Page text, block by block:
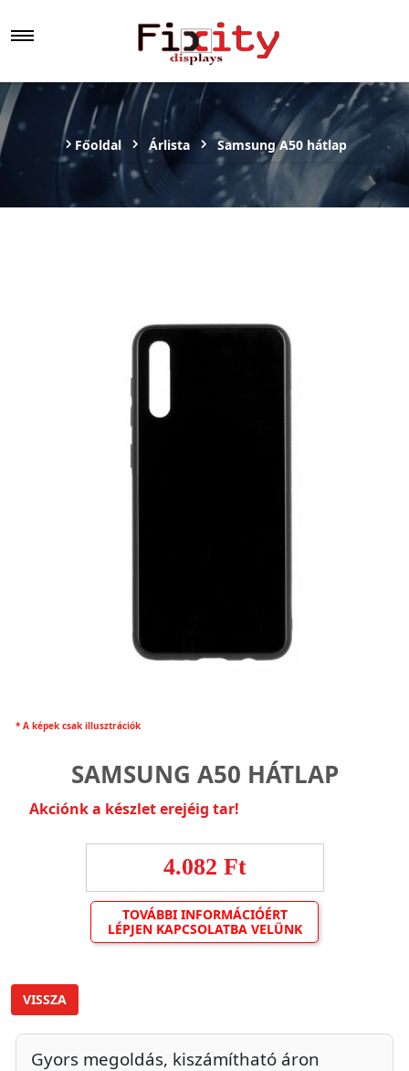
Főoldal Árlista Samsung A50 hátlap
* A képek csak illusztrációk
SAMSUNG A50 HÁTLAP
Akciónk a készlet erejéig tar!
4.082 Ft
TOVÁBBI INFORMÁCIÓÉRT
LÉPJEN KAPCSOLATBA VELÜNK
VISSZA
Gyors megoldás, kiszámítható áron